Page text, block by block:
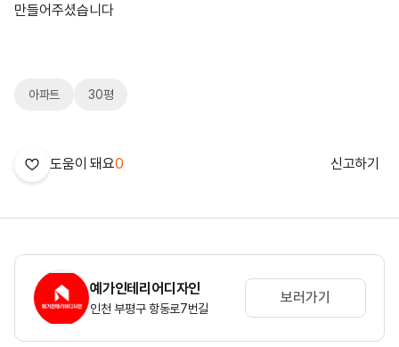
만들어주셨습니다
아파트 30평
도움이 돼요0 신고하기
예가인테리어디자인
인천 부평구 항동로7번길
보러가기